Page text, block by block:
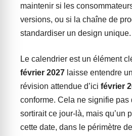
maintenir si les
versions, ou si la chaîne de
standardiser un design unique.
Le calendrier est un élément
février 2027 laisse entendre
révision attendue d’ici février
conforme. Cela ne signifie pas
sortirait ce jour-là, mais qu’un
cette date, dans le périmètre